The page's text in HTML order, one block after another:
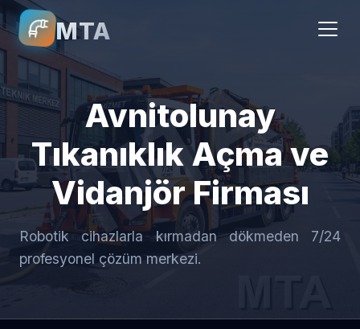
MTA
Avnitolunay
Tıkanıklık Açma ve
Vidanjör Firması
Robotik cihazlarla kırmadan dökmeden 7/24
profesyonel çözüm merkezi.